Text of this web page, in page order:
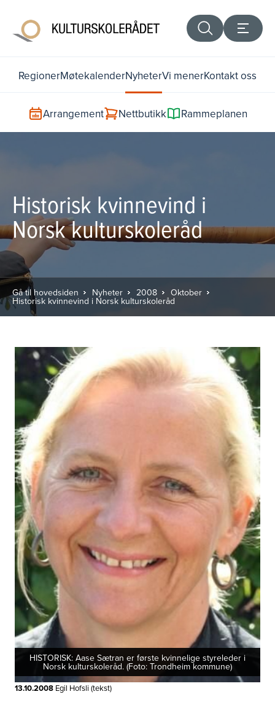
RegionerMøtekalenderNyheterVi menerKontakt oss
Arrangement Nettbutikk Rammeplanen
Historisk kvinnevind i
Norsk kulturskoleråd
Gå til hovedsiden Nyheter 2008 Oktober
Historisk kvinnevind i Norsk kulturskoleråd
HISTORISK: Aase Sætran er første kvinnelige styreleder i
Norsk kulturskoleråd. (Foto: Trondheim kommune)
13.10.2008 Egil Hofsli (tekst)